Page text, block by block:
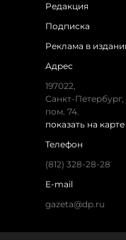
Редакция
Подписка
Реклама в
Адрес
197022,
Санкт-
пом. 74.
показать на карте
Телефон
(812) 328-28-28
E-mail
gazeta@dp.ru